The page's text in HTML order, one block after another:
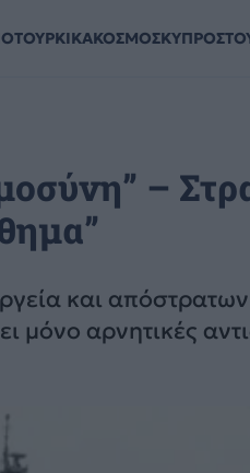
ΚΟΣΜΟΣΚΥΠΡΟΣ
–
και
μόνο αρνητικές